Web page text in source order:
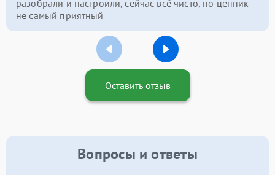
разобрали и настроили, сейчас всё чисто, но ценник
не самый приятный
Оставить отзыв
Вопросы и ответы